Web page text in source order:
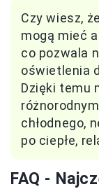
Czy wiesz,
mogą mieć
co pozwala
oświetlenia
Dzięki temu
chłodnego,
po ciepłe,
FAQ -